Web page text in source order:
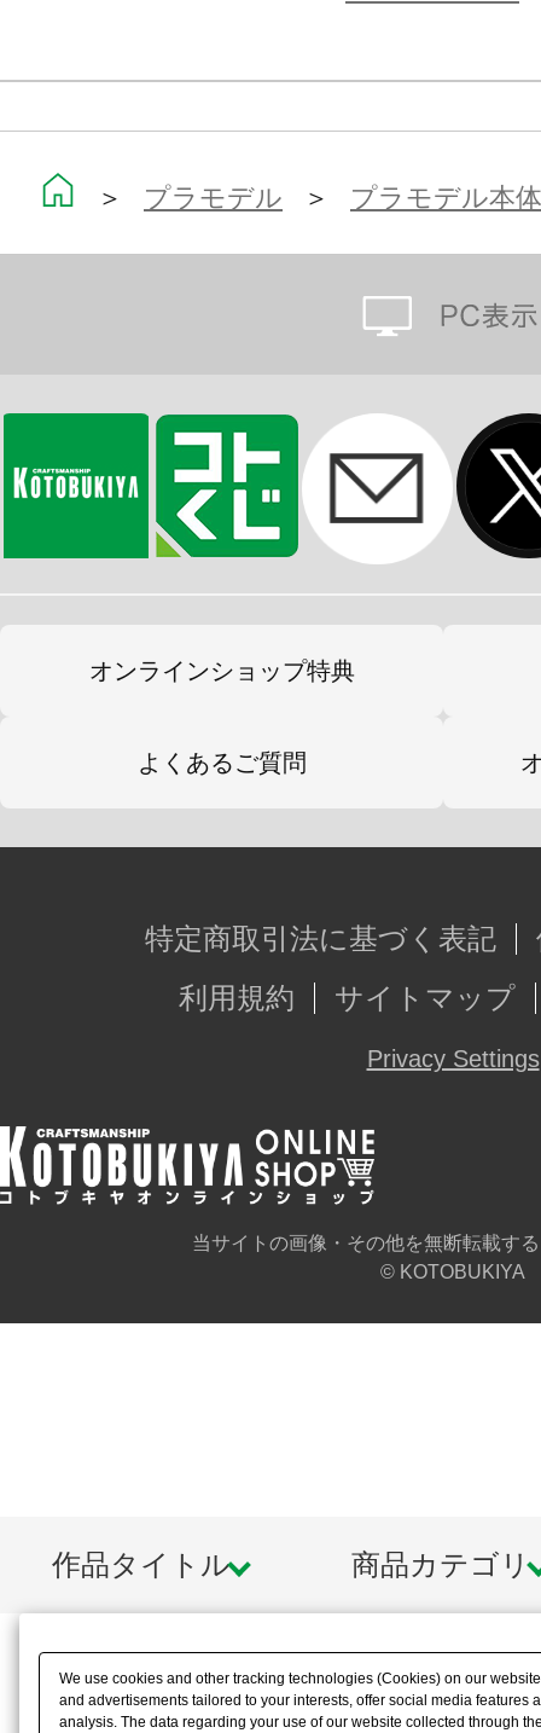
・背中の魔法陣と下半身腰後ろ部分
タッチメントパーツが付属するため
ージングもしっかりと維持すること
ームズ、フレームアームズ・ガール
・フレームアームズ・ガール、メガ
るための首パーツが付属
※本製品は再生産です。
ます。また撮影用に塗装されており
＞ プラモデル ＞ プラモデル本体
オンラインショップ特典
よくあるご質問
特定商取引法に基づく表記
利用規約
サイトマップ
Privacy Settings
当サイトの画像・その他を無断転載す
© KOTOBUKIYA
作品タイトル 商品カテゴリ
We use cookies and other tracking technologies (Cookies) on our
and advertisements tailored to your interests, offer social media features
analysis. The data regarding your use of our website collected through